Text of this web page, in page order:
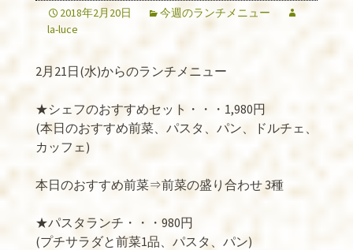
2018年2月20日
今週のランチメニュー
la-luce
2月21日(水)からのランチメニュー
★シェフのおすすめセット・・・1,980円
(本日のおすすめ前菜、パスタ、パン、ドルチェ、
カッフェ)
本日のおすすめ前菜⇒前菜の盛り合わせ 3種
★パスタランチ・・・980円
(プチサラダと前菜1品、パスタ、パン)